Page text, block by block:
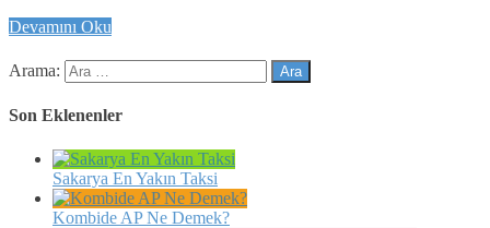
Devamını Oku
Arama:
Son Eklenenler
Sakarya En Yakın Taksi
Kombide AP Ne Demek?